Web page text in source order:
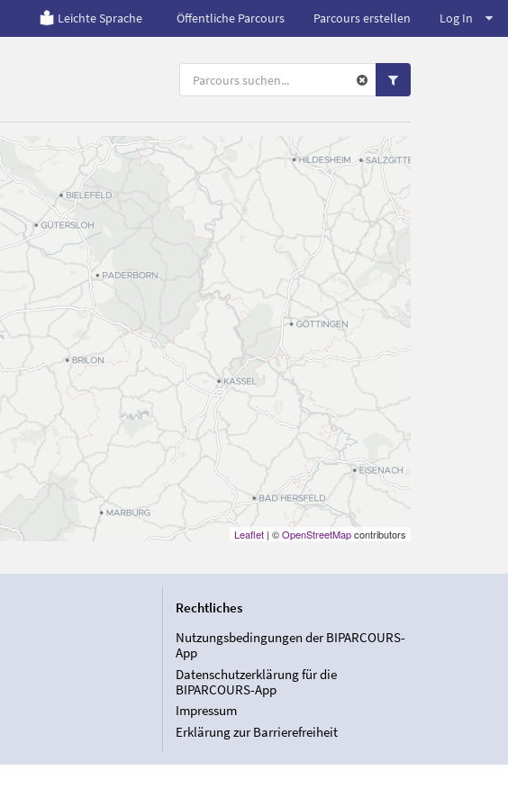
Leichte Sprache Öffentliche Parcours Parcours erstellen Log In
Leaflet| ©OpenStreetMapcontributors
Rechtliches
Nutzungsbedingungen der BIPARCOURS-
App
Datenschutzerklärung für die
BIPARCOURS-App
Impressum
Erklärung zur Barrierefreiheit